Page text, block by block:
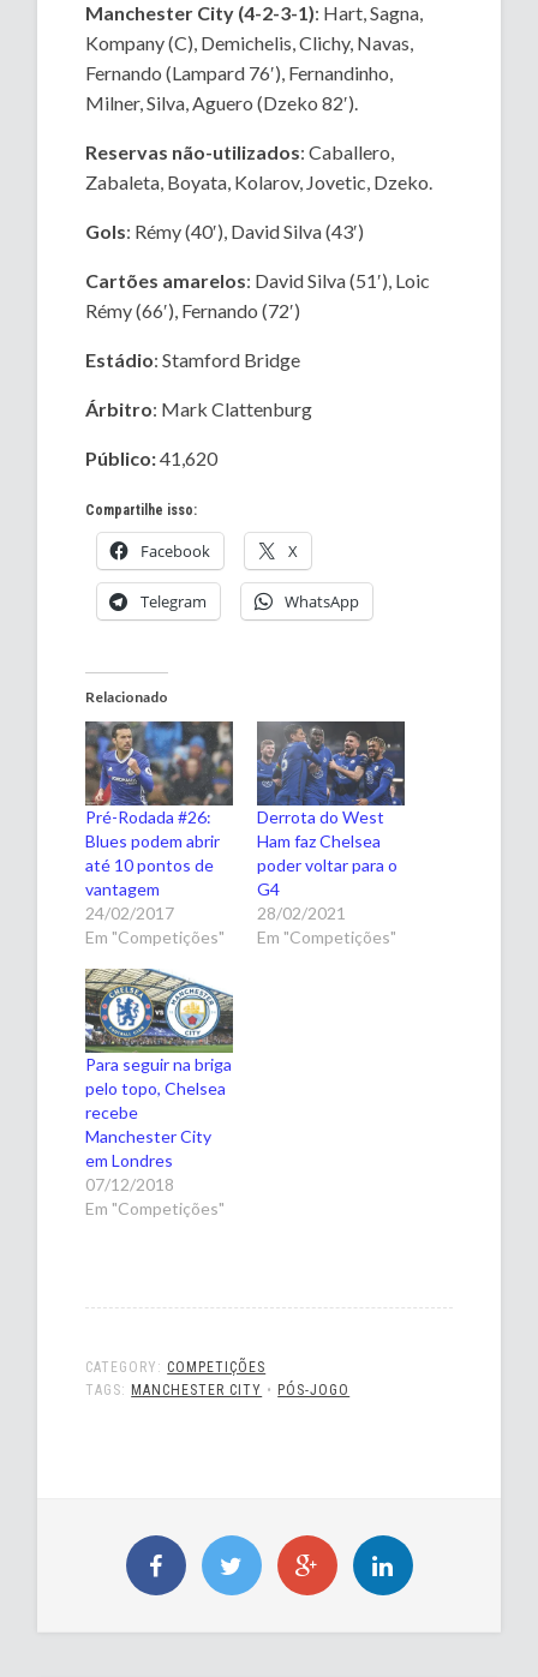
Manchester City (4-2-3-1): Hart, Sagna,
Kompany (C), Demichelis, Clichy, Navas,
Fernando (Lampard 76′), Fernandinho,
Milner, Silva, Aguero (Dzeko 82′).
Reservas não-utilizados: Caballero,
Zabaleta, Boyata, Kolarov, Jovetic, Dzeko.
Gols: Rémy (40′), David Silva (43′)
Cartões amarelos: David Silva (51′), Loic
Rémy (66′), Fernando (72′)
Estádio: Stamford Bridge
Árbitro: Mark Clattenburg
Público:41,620
Compartilhe isso:
Facebook X
Telegram WhatsApp
Relacionado
Pré-Rodada #26:
Blues podem abrir
até 10 pontos de
vantagem
24/02/2017
Em "Competições"
Derrota do West
Ham faz Chelsea
poder voltar para o
G4
28/02/2021
Em "Competições"
Para seguir na briga
pelo topo, Chelsea
recebe
Manchester City
em Londres
07/12/2018
Em "Competições"
CATEGORY: COMPETIÇÕES
TAGS: MANCHESTER CITY • PÓS-JOGO